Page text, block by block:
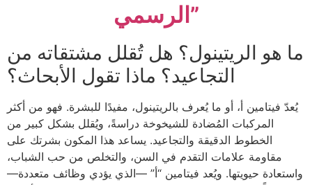
الرسمي”
ما هو الريتينول؟ هل تُقلل مشتقاته من
التجاعيد؟ ماذا تقول الأبحاث؟
يُعدّ فيتامين أ، أو ما يُعرف بالريتينول، مفيدًا للبشرة. فهو من أكثر
المركبات المُضادة للشيخوخة دراسةً، ويُقلل بشكل كبير من
الخطوط الدقيقة والتجاعيد. يساعد هذا المكون بشرتك على
مقاومة علامات التقدم في السن، والتخلص من حب الشباب،
واستعادة حيويتها. ويُعد فيتامين “أ” —الذي يؤدي وظائف متعددة—